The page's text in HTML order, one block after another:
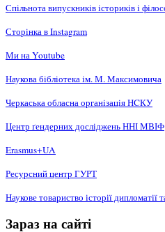
Спільнота випускників істориків і
Сторінка в Instagram
Ми на Youtube
Наукова бібліотека ім. М. Максимовича
Черкаська обласна організація НCКУ
Центр ґендерних досліджень ННІ МВІФ
Erasmus+UA
Ресурсний центр ГУРТ
Наукове товариство історії
Зараз на сайті